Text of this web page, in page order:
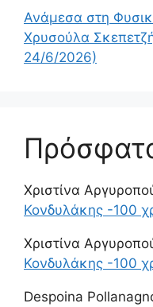
Ανάμεσα στη
Χρυσούλα
24/6/2026)
Χριστίνα
Κονδυλάκης -100
Χριστίνα
Κονδυλάκης -100
Despoina